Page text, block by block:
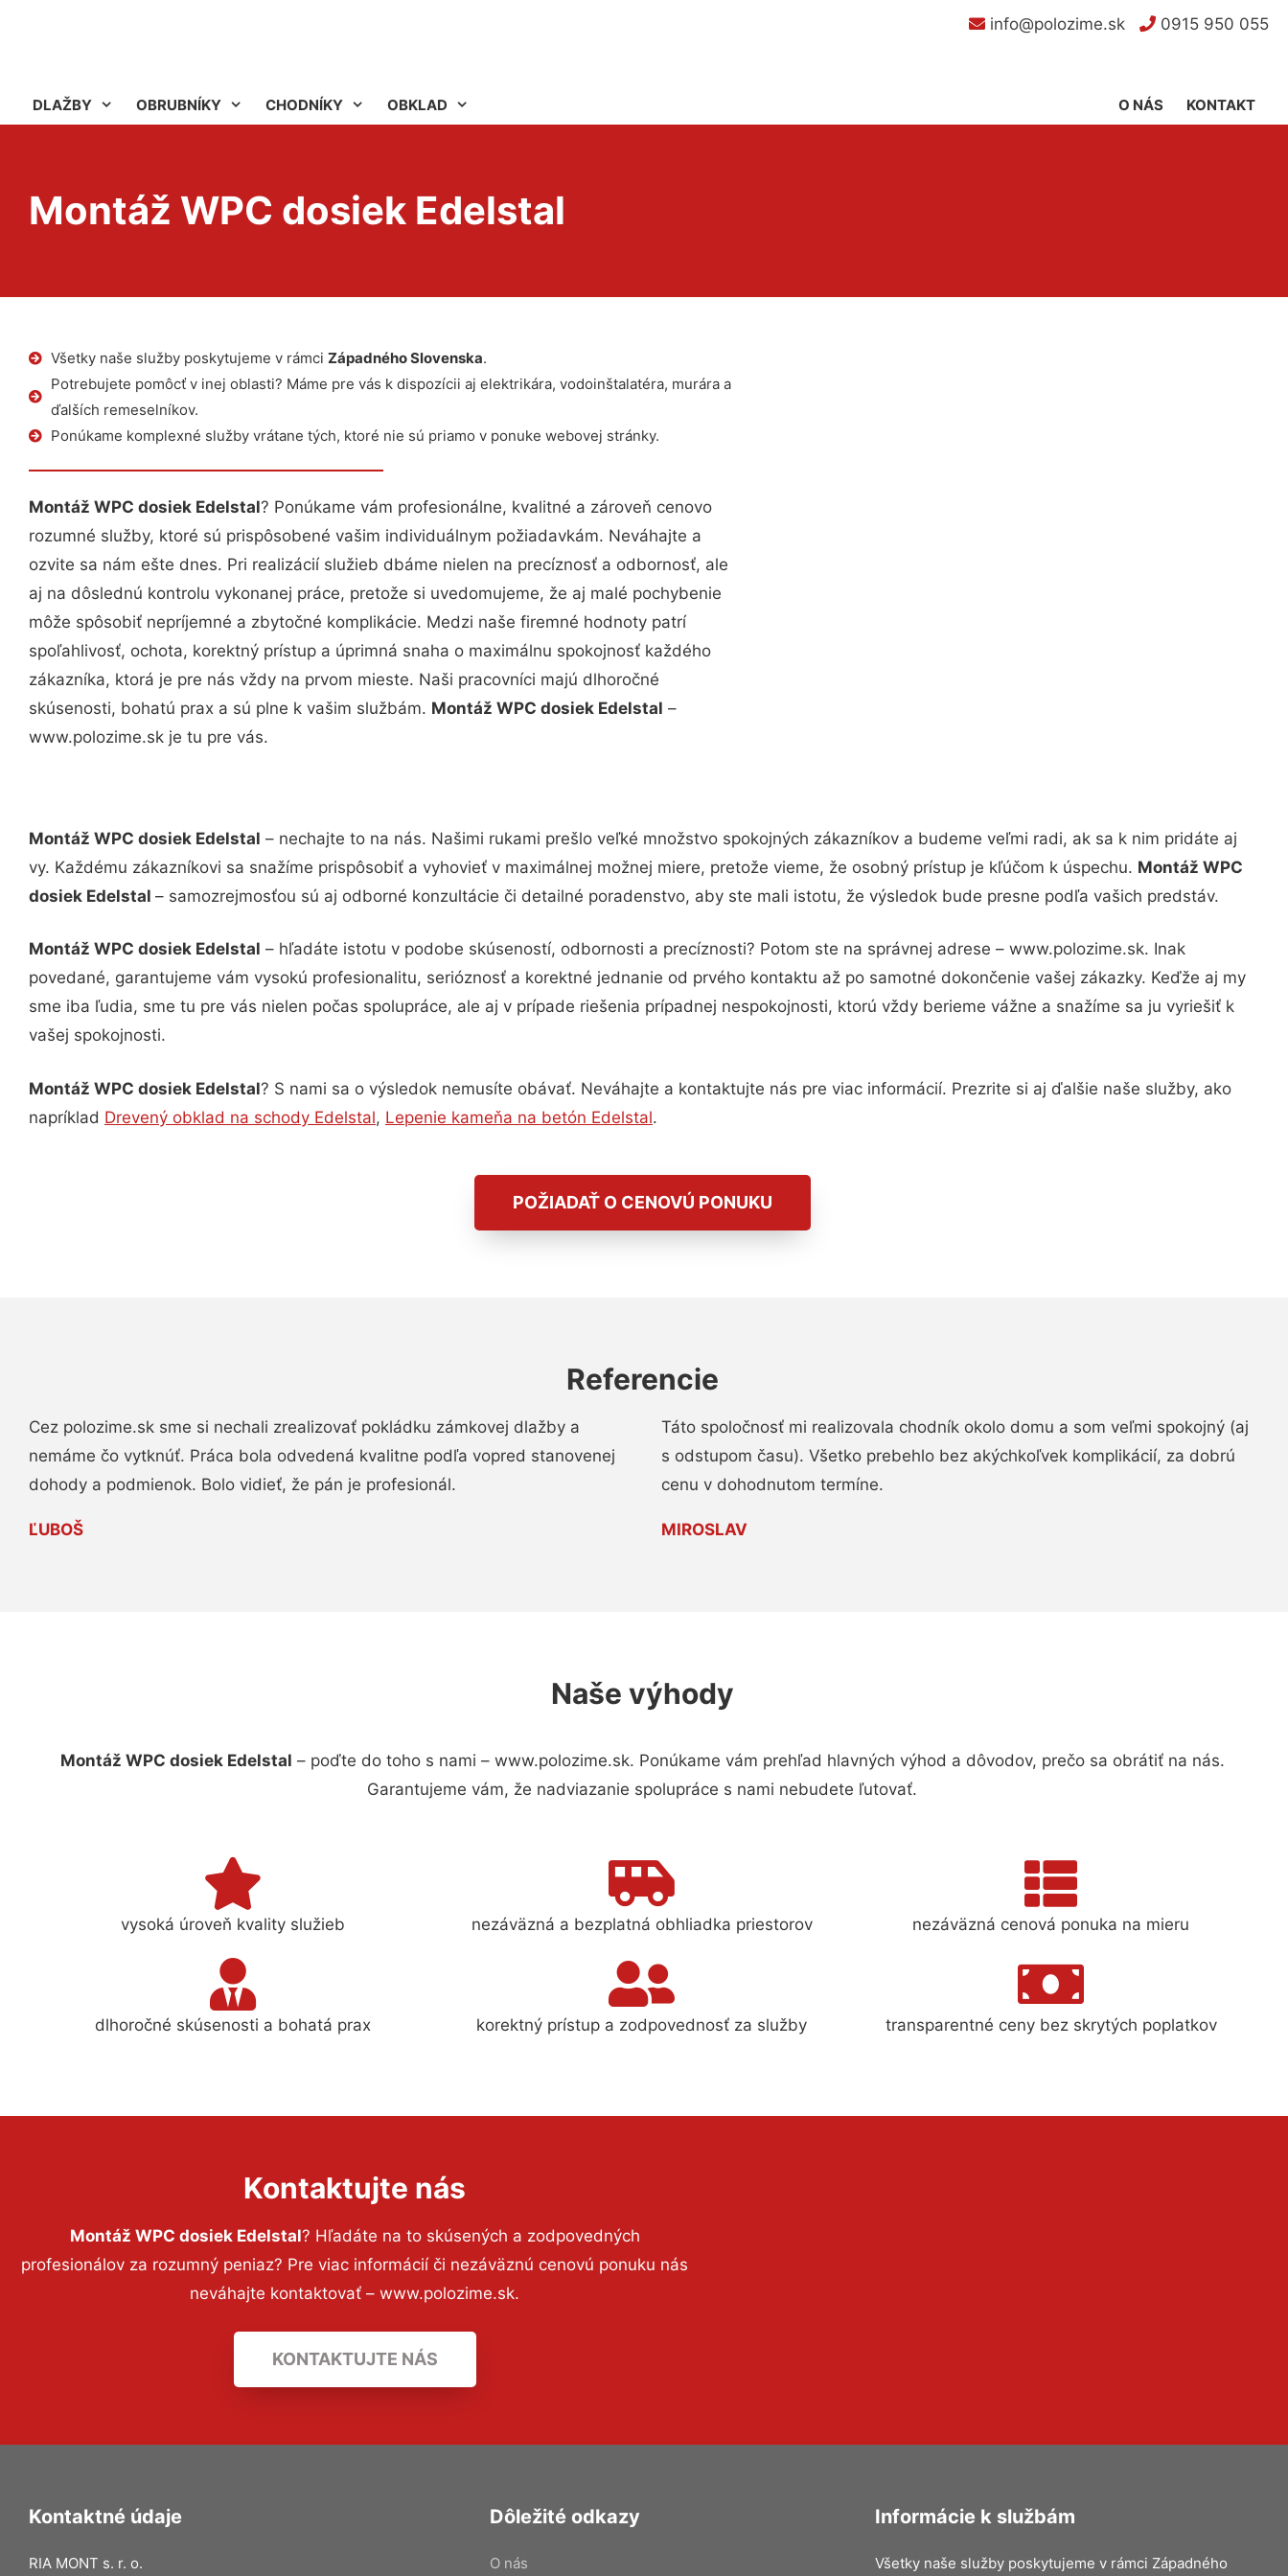
info@polozime.sk 0915 950 055
DLAŽBY OBRUBNÍKY CHODNÍKY OBKLAD KONTAKT
O NÁS
Montáž WPC dosiek Edelstal
Všetky naše služby poskytujeme v rámci Západného Slovenska.
Potrebujete pomôcť v inej oblasti? Máme pre vás k dispozícii aj elektrikára, vodoinštalatéra, murára a
ďalších remeselníkov.
Ponúkame komplexné služby vrátane tých, ktoré nie sú priamo v ponuke webovej stránky.
Montáž WPC dosiek Edelstal? Ponúkame vám profesionálne, kvalitné a zároveň cenovo
rozumné služby, ktoré sú prispôsobené vašim individuálnym požiadavkám. Neváhajte a
ozvite sa nám ešte dnes. Pri realizácií služieb dbáme nielen na precíznosť a odbornosť, ale
aj na dôslednú kontrolu vykonanej práce, pretože si uvedomujeme, že aj malé pochybenie
môže spôsobiť nepríjemné a zbytočné komplikácie. Medzi naše firemné hodnoty patrí
spoľahlivosť, ochota, korektný prístup a úprimná snaha o maximálnu spokojnosť každého
zákazníka, ktorá je pre nás vždy na prvom mieste. Naši pracovníci majú dlhoročné
skúsenosti, bohatú prax a sú plne k vašim službám. Montáž WPC dosiek Edelstal –
www.polozime.sk je tu pre vás.
Montáž WPC dosiek Edelstal – nechajte to na nás. Našimi rukami prešlo veľké množstvo spokojných zákazníkov a budeme veľmi radi, ak sa k nim pridáte aj
vy. Každému zákazníkovi sa snažíme prispôsobiť a vyhovieť v maximálnej možnej miere, pretože vieme, že osobný prístup je kľúčom k úspechu. Montáž WPC
dosiek Edelstal – samozrejmosťou sú aj odborné konzultácie či detailné poradenstvo, aby ste mali istotu, že výsledok bude presne podľa vašich predstáv.
Montáž WPC dosiek Edelstal – hľadáte istotu v podobe skúseností, odbornosti a precíznosti? Potom ste na správnej adrese – www.polozime.sk. Inak
povedané, garantujeme vám vysokú profesionalitu, serióznosť a korektné jednanie od prvého kontaktu až po samotné dokončenie vašej zákazky. Keďže aj my
sme iba ľudia, sme tu pre vás nielen počas spolupráce, ale aj v prípade riešenia prípadnej nespokojnosti, ktorú vždy berieme vážne a snažíme sa ju vyriešiť k
vašej spokojnosti.
Montáž WPC dosiek Edelstal? S nami sa o výsledok nemusíte obávať. Neváhajte a kontaktujte nás pre viac informácií. Prezrite si aj ďalšie naše služby, ako
napríklad Drevený obklad na schody Edelstal, Lepenie kameňa na betón Edelstal.
POŽIADAŤ O CENOVÚ PONUKU
Referencie
Cez polozime.sk sme si nechali zrealizovať pokládku zámkovej dlažby a
nemáme čo vytknúť. Práca bola odvedená kvalitne podľa vopred stanovenej
dohody a podmienok. Bolo vidieť, že pán je profesionál.
ĽUBOŠ
Táto spoločnosť mi realizovala chodník okolo domu a som veľmi spokojný (aj
s odstupom času). Všetko prebehlo bez akýchkoľvek komplikácií, za dobrú
cenu v dohodnutom termíne.
MIROSLAV
Naše výhody
Montáž WPC dosiek Edelstal – poďte do toho s nami – www.polozime.sk. Ponúkame vám prehľad hlavných výhod a dôvodov, prečo sa obrátiť na nás.
Garantujeme vám, že nadviazanie spolupráce s nami nebudete ľutovať.
vysoká úroveň kvality služieb nezáväzná a bezplatná obhliadka priestorov nezáväzná cenová ponuka na mieru
dlhoročné skúsenosti a bohatá prax korektný prístup a zodpovednosť za služby transparentné ceny bez skrytých poplatkov
Kontaktujte nás
Montáž WPC dosiek Edelstal? Hľadáte na to skúsených a zodpovedných
profesionálov za rozumný peniaz? Pre viac informácií či nezáväznú cenovú ponuku nás
neváhajte kontaktovať – www.polozime.sk.
KONTAKTUJTE NÁS
Kontaktné údaje
RIA MONT s. r. o.
Dôležité odkazy
O nás
Informácie k službám
Všetky naše služby poskytujeme v rámci Západného